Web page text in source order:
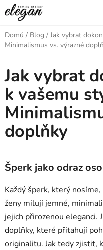
Přejít
na
obsah
Domů / Blog / Jak vybrat
Minimalismus vs. výrazné
Jak vybrat
k vašemu
doplňky
Šperk jako odraz
Každý šperk, který
ženy milují jemné,
jejich přirozenou eleganci.
doplňky, které přitahují
originalitu. Jak tedy zjistit,